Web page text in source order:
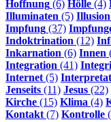
Hoffnung (6) Hölle (4)
Illuminaten (5) Illusion
Impfung (37)
Indoktrination (12)
Inkarnation (6) Innen
Integration (41)
Internet (5)
Jenseits (11) Jesus (22)
Kirche (15) Klima (4)
Kontakt (7) Kontrolle